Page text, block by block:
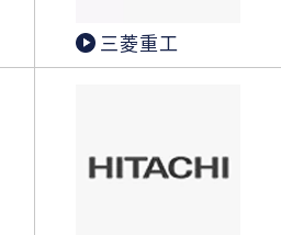
三菱重工